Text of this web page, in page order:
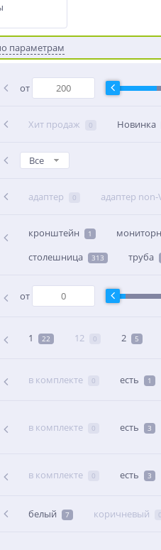
параметрам
от
Хит продаж 0 Новинка
Все
адаптер 0 адаптер non-
кронштейн 1
столешница 313 труба
от
1 22 12 0 2 5
в комплекте 0 есть 1
в комплекте 0 есть 3
в комплекте 0 есть 3
белый 7 коричневый 0